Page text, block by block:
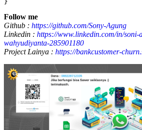
Follow me
Github : https://github.com/Sony-Agung
Linkedin : https://www.linkedin.com/in/soni-
wahyudiyanta-285901180
Project Lainya : https://bankcustomer-